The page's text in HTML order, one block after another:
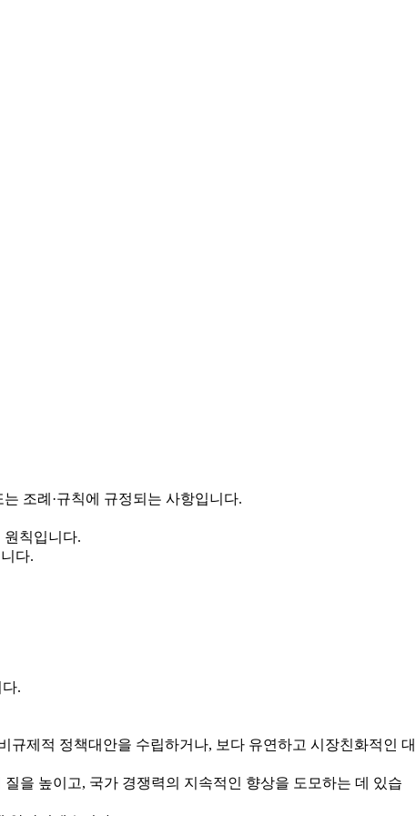
조례·규칙에 규정되는 사항입니다.
원칙입니다.
다.
.
제적 정책대안을 수립하거나, 보다 유연하고 시장친화적인 대
을 높이고, 국가 경쟁력의 지속적인 향상을 도모하는 데 있습